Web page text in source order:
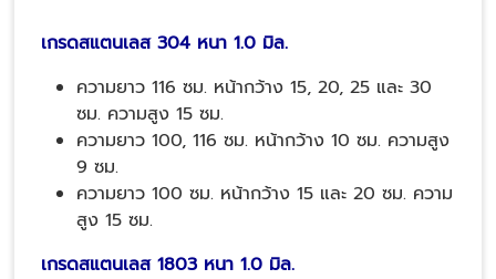
เกรดสแตนเลส 304 หนา 1.0 มิล.
ความยาว 116 ซม. หน้ากว้าง 15, 20, 25 และ 30
ซม. ความสูง 15 ซม.
ความยาว 100, 116 ซม. หน้ากว้าง 10 ซม. ความสูง
9 ซม.
ความยาว 100 ซม. หน้ากว้าง 15 และ 20 ซม. ความ
สูง 15 ซม.
เกรดสแตนเลส 1803 หนา 1.0 มิล.